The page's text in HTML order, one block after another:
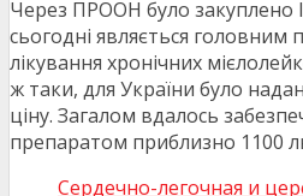
Через ПРООН було закуплено
сьогодні являється головним
лікування хронічних
ж таки, для України було
ціну. Загалом вдалось
препаратом приблизно 1100
Сердечно-легочная и